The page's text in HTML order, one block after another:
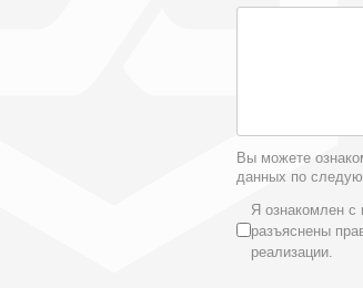
Вы можете
данных по
Условия
Я ознакомлен с
разъяснены
реализации.